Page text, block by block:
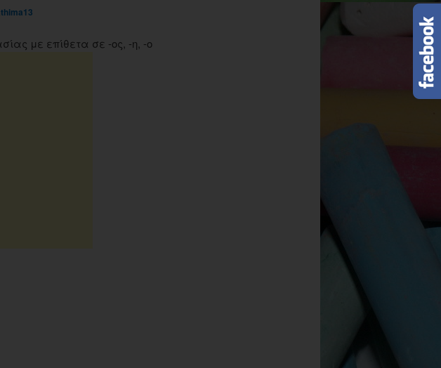
με επίθετα σε -ος, -η, -ο